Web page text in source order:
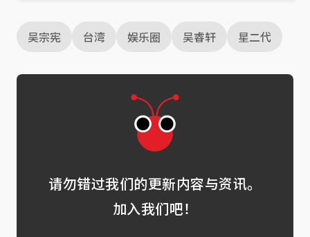
吴宗宪 台湾 娱乐圈 吴睿轩 星二代
请勿错过我们的更新内容与资讯。
加入我们吧！